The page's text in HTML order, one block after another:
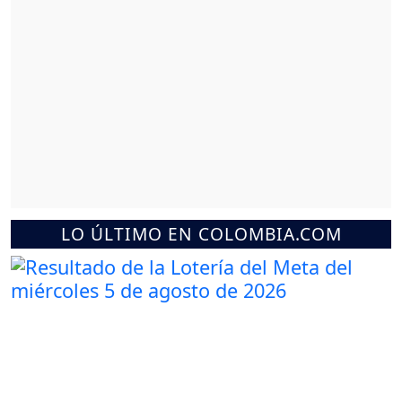
LO ÚLTIMO EN COLOMBIA.COM